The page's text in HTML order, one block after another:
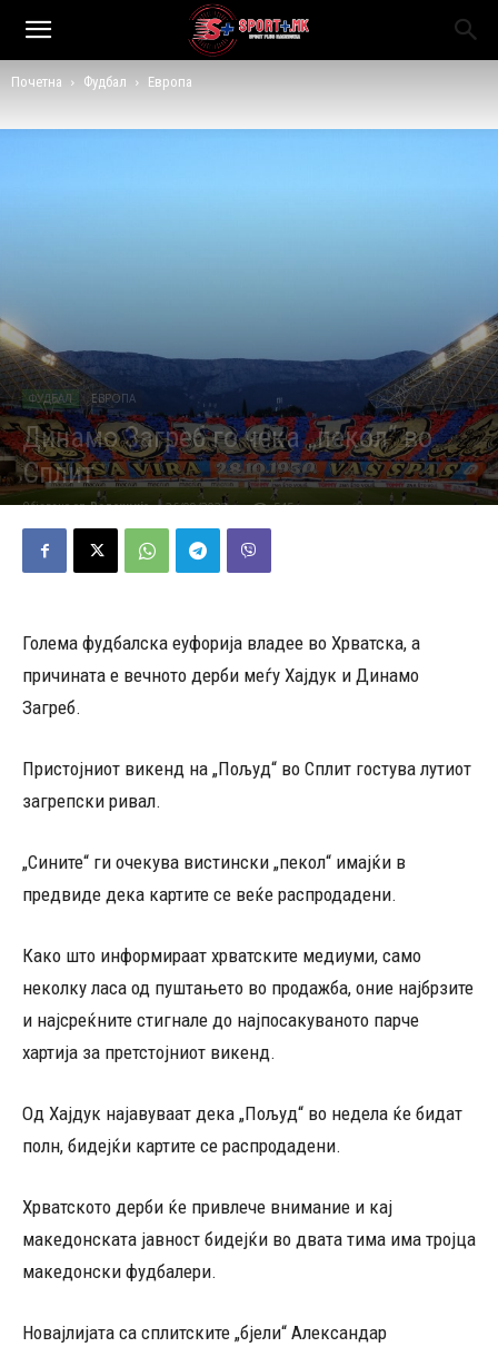
Почетна Фудбал Европа
ФУДБАЛ ЕВРОПА
Динамо Загреб го чека „пекол“ во
Сплит
Објавено од Редакција - 26/09/2023 545
Голема фудбалска еуфорија владее во Хрватска, а
причината е вечното дерби меѓу Хајдук и Динамо
Загреб.
Пристојниот викенд на „Пољуд“ во Сплит гостува лутиот
загрепски ривал.
„Сините“ ги очекува вистински „пекол“ имајќи в
предвиде дека картите се веќе распродадени.
Како што информираат хрватските медиуми, само
неколку ласа од пуштањето во продажба, оние најбрзите
и најсреќните стигнале до најпосакуваното парче
хартија за претстојниот викенд.
Од Хајдук најавуваат дека „Пољуд“ во недела ќе бидат
полн, бидејќи картите се распродадени.
Хрватското дерби ќе привлече внимание и кај
македонската јавност бидејќи во двата тима има тројца
македонски фудбалери.
Новајлијата са сплитските „бјели“ Александар